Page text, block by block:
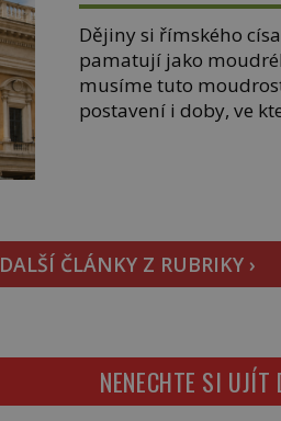
Dějiny si římského
pamatují jako
musíme tuto
postavení i doby, ve
DALŠÍ ČLÁNKY Z RUBRIKY ›
NENECHTE SI